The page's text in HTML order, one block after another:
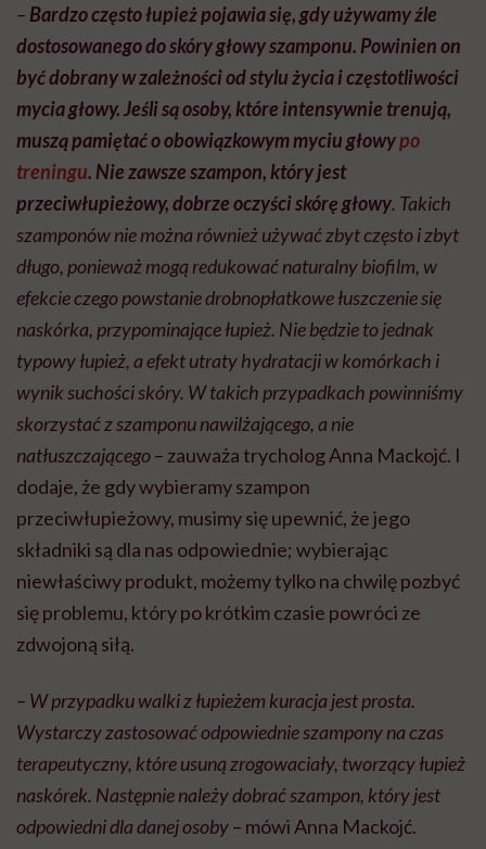
– Bardzo często łupież pojawia się, gdy używamy źle
dostosowanego do skóry głowy szamponu. Powinien on
być dobrany w zależności od stylu życia i częstotliwości
mycia głowy. Jeśli są osoby, które intensywnie trenują,
muszą pamiętać o obowiązkowym myciu głowypo
treningu. Nie zawsze szampon, który jest
przeciwłupieżowy, dobrze oczyści skórę głowy. Takich
szamponów nie można również używać zbyt często i zbyt
długo, ponieważ mogą redukować naturalny biofilm, w
efekcie czego powstanie drobnopłatkowe łuszczenie się
naskórka, przypominające łupież. Nie będzie to jednak
typowy łupież, a efekt utraty hydratacji w komórkach i
wynik suchości skóry. W takich przypadkach powinniśmy
skorzystać z szamponu nawilżającego, a nie
natłuszczającego– zauważa trycholog Anna Mackojć. I
dodaje, że gdy wybieramy szampon
przeciwłupieżowy, musimy się upewnić, że jego
składniki są dla nas odpowiednie; wybierając
niewłaściwy produkt, możemy tylko na chwilę pozbyć
się problemu, który po krótkim czasie powróci ze
zdwojoną siłą.
– W przypadku walki z łupieżem kuracja jest prosta.
Wystarczy zastosować odpowiednie szampony na czas
terapeutyczny, które usuną zrogowaciały, tworzący łupież
naskórek. Następnie należy dobrać szampon, który jest
odpowiedni dla danej osoby– mówi Anna Mackojć.